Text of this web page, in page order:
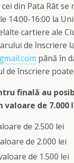
din Pata Rât se
14:00-16:00 la
cartiere ale
de înscriere
până în
de înscriere
finală au
valoare de 7.000
de 2.500 lei
de 2.000 lei
de 1.500 lei